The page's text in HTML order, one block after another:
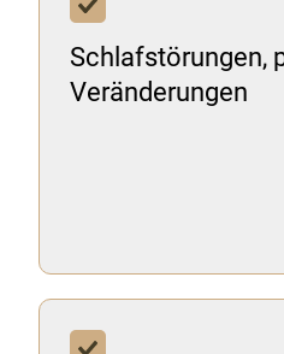
Schlafstörungen,
Veränderungen